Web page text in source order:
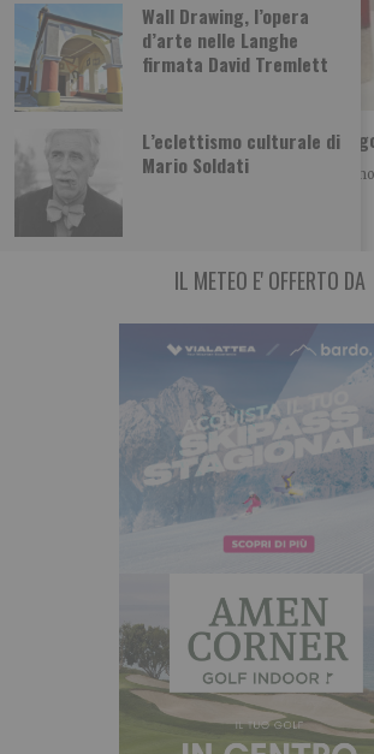
Wall Drawing, l’opera
d’arte nelle Langhe
firmata David Tremlett
L’eclettismo culturale di
Mario Soldati
La Ceramica di Castellamonte torna
È giunta alla sua sessantacinquesima edizione la
giunta alla sua sessantacinquesima edizione la
IL METEO E' OFFERTO DA